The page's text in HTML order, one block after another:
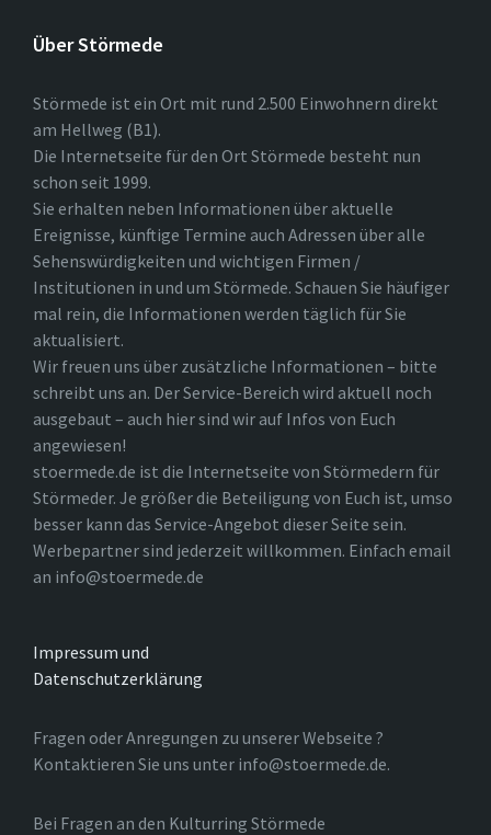
Über Störmede
Störmede ist ein Ort mit rund 2.500 Einwohnern direkt
am Hellweg (B1).
Die Internetseite für den Ort Störmede besteht nun
schon seit 1999.
Sie erhalten neben Informationen über aktuelle
Ereignisse, künftige Termine auch Adressen über alle
Sehenswürdigkeiten und wichtigen Firmen /
Institutionen in und um Störmede. Schauen Sie häufiger
mal rein, die Informationen werden täglich für Sie
aktualisiert.
Wir freuen uns über zusätzliche Informationen – bitte
schreibt uns an. Der Service-Bereich wird aktuell noch
ausgebaut – auch hier sind wir auf Infos von Euch
angewiesen!
stoermede.de ist die Internetseite von Störmedern für
Störmeder. Je größer die Beteiligung von Euch ist, umso
besser kann das Service-Angebot dieser Seite sein.
Werbepartner sind jederzeit willkommen. Einfach email
an info@stoermede.de
Impressum und
Datenschutzerklärung
Fragen oder Anregungen zu unserer Webseite ?
Kontaktieren Sie uns unter info@stoermede.de.
Bei Fragen an den Kulturring Störmede